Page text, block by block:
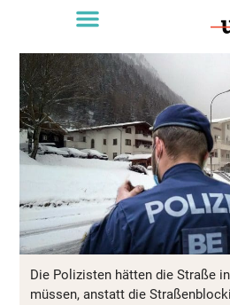
Die Polizisten hätten die Straße
müssen, anstatt die